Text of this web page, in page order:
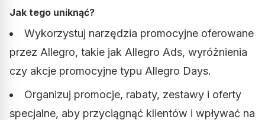
Jak tego uniknąć?
Wykorzystuj narzędzia promocyjne oferowane
przez Allegro, takie jak Allegro Ads, wyróżnienia
czy akcje promocyjne typu Allegro Days.
Organizuj promocje, rabaty, zestawy i oferty
specjalne, aby przyciągnąć klientów i wpływać na